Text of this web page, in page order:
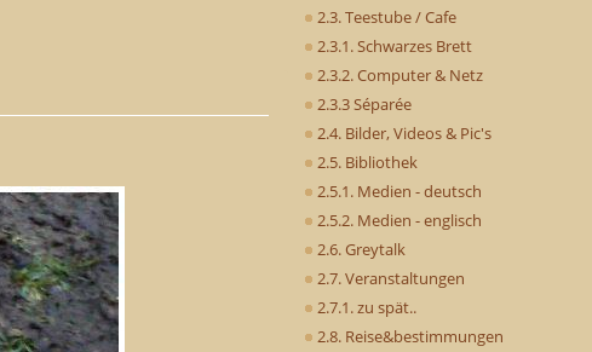
2.3. Teestube / Cafe
2.3.1. Schwarzes Brett
2.3.2. Computer & Netz
2.3.3 Séparée
2.4. Bilder, Videos & Pic's
2.5. Bibliothek
2.5.1. Medien - deutsch
2.5.2. Medien - englisch
2.6. Greytalk
2.7. Veranstaltungen
2.7.1. zu spät..
2.8. Reise&bestimmungen